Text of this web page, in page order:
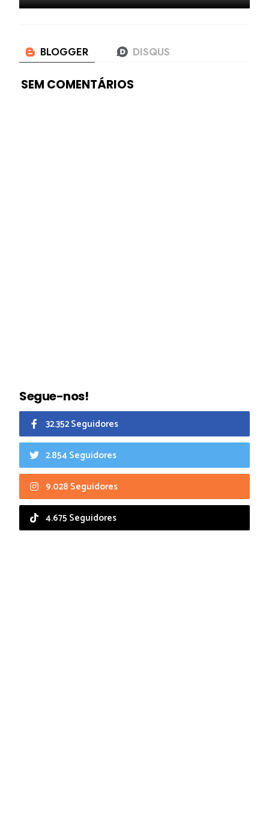
SEM COMENTÁRIOS
Segue-nos!
32.352 Seguidores
2.854 Seguidores
9.028 Seguidores
4.675 Seguidores